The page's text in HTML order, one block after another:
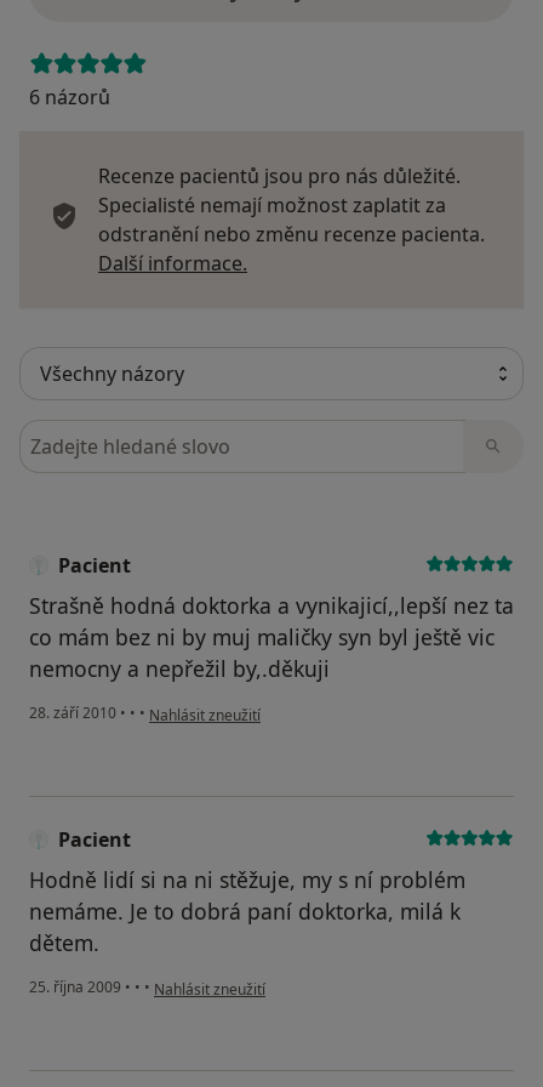
6 názorů
Recenze pacientů jsou pro nás důležité.
Specialisté nemají možnost zaplatit za
odstranění nebo změnu recenze pacienta.
Další informace.
Hledejte v názorech
Pacient
Strašně hodná doktorka a vynikajicí,,lepší nez ta
co mám bez ni by muj maličky syn byl ještě vic
nemocny a nepřežil by,.děkuji
28. září 2010 • • • podle názoru uživatele Pacient
Nahlásit zneužití
Pacient
Hodně lidí si na ni stěžuje, my s ní problém
nemáme. Je to dobrá paní doktorka, milá k
dětem.
25. října 2009 • • • podle názoru uživatele Pacient
Nahlásit zneužití